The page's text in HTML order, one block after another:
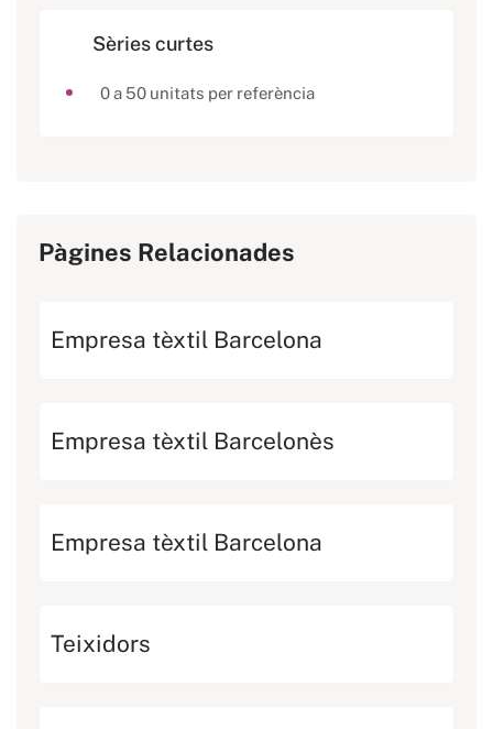
Sèries curtes
0 a 50 unitats per referència
Pàgines Relacionades
Empresa tèxtil Barcelona
Empresa tèxtil Barcelonès
Empresa tèxtil Barcelona
Teixidors